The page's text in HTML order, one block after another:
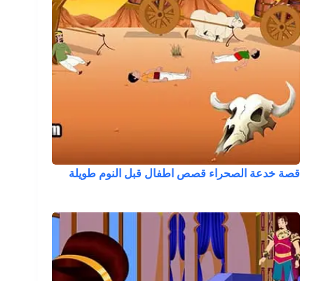
قصة خدعة الصحراء قصص اطفال قبل النوم طويلة